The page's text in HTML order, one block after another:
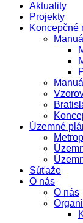
Aktuality
Projekty
Koncepčné
Územné
Súťaže
O nás
O nás